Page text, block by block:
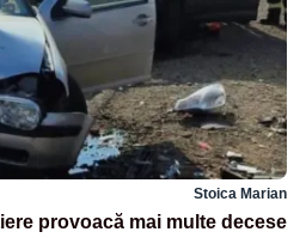
Stoica Marian
provoacă mai multe decese